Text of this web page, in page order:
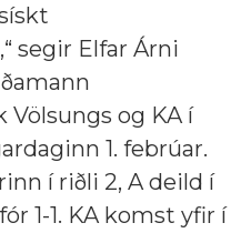
segir Elfar Árni
og KA í
1. febrúar.
í riðli 2, A deild í
1-1. KA komst yfir í